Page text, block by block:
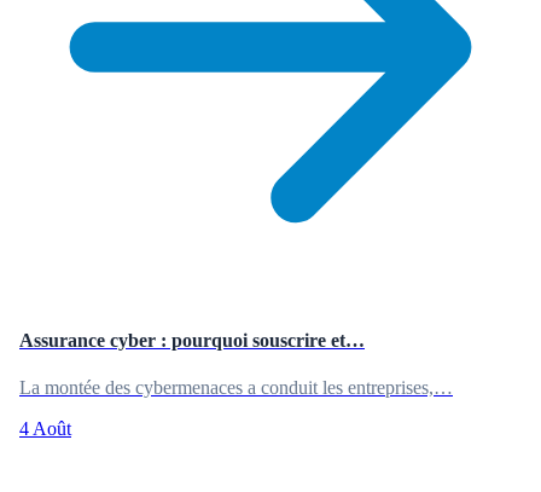
Assurance cyber : pourquoi souscrire et…
La montée des cybermenaces a conduit les entreprises,…
4 Août